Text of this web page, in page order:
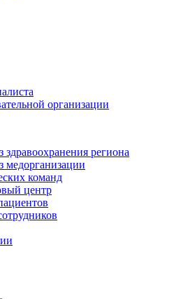
организации
региона
медорганизации
команд
центр